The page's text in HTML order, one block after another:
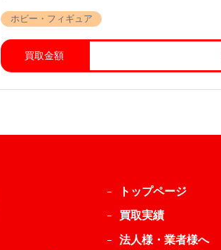
ホビー・フィギュア
買取金額
トップページ
買取実績
法人様・業者様へ